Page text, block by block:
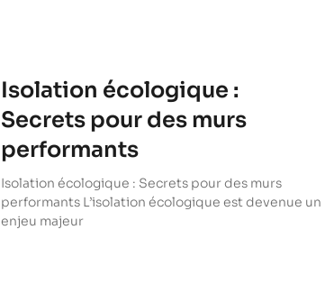
Isolation écologique :
Secrets pour des murs
performants
Isolation écologique : Secrets pour des murs
performants L’isolation écologique est devenue un
enjeu majeur